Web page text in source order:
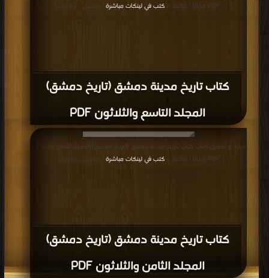
كتاب تاريخ مدينة دمشق (تاريخ دمشق)
المجلد التاسع والثلاثون PDF
PDF مجانا | مكتبة >
كتب في لينكات مباشرة | التحميل : مرة/مرات
كتاب تاريخ مدينة دمشق (تاريخ دمشق)
المجلد الثامن والثلاثون PDF
قراءة و تحميل كتاب كتاب تاريخ مدينة دمشق (تاريخ دمشق) المجلد الثامن والثلاثون
PDF مجانا | مكتبة >
كتب في لينكات مباشرة | التحميل : مرة/مرات